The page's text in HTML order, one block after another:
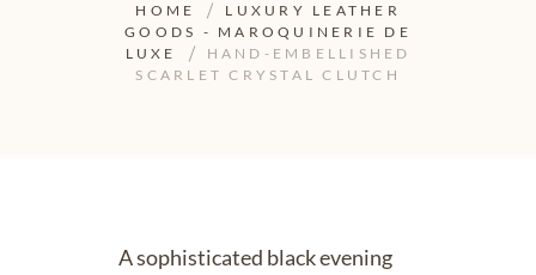
HOME
LUXURY LEATHER
GOODS - MAROQUINERIE DE
LUXE
HAND-EMBELLISHED
SCARLET CRYSTAL CLUTCH
A sophisticated black evening